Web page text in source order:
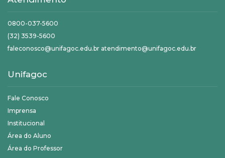
0800-037-5600
(32) 3539-5600
faleconosco@unifagoc.edu.br atendimento@unifagoc.edu.br
Unifagoc
Fale Conosco
Imprensa
Institucional
Área do Aluno
Área do Professor